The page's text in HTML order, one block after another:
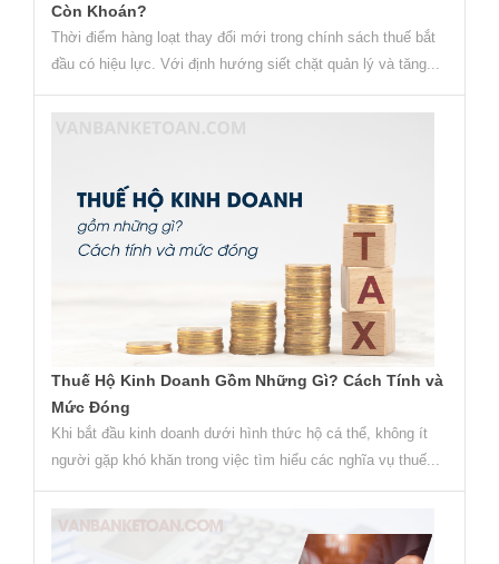
Còn Khoán?
Thời điểm hàng loạt thay đổi mới trong chính sách thuế bắt
đầu có hiệu lực. Với định hướng siết chặt quản lý và tăng...
Thuế Hộ Kinh Doanh Gồm Những Gì? Cách Tính và
Mức Đóng
Khi bắt đầu kinh doanh dưới hình thức hộ cá thể, không ít
người gặp khó khăn trong việc tìm hiểu các nghĩa vụ thuế...